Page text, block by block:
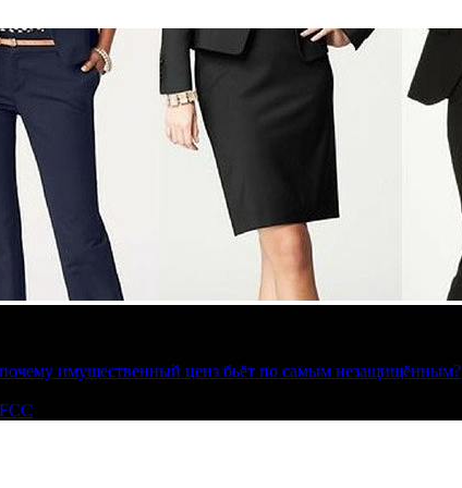
имущественный ценз бьёт по самым незащищённым?